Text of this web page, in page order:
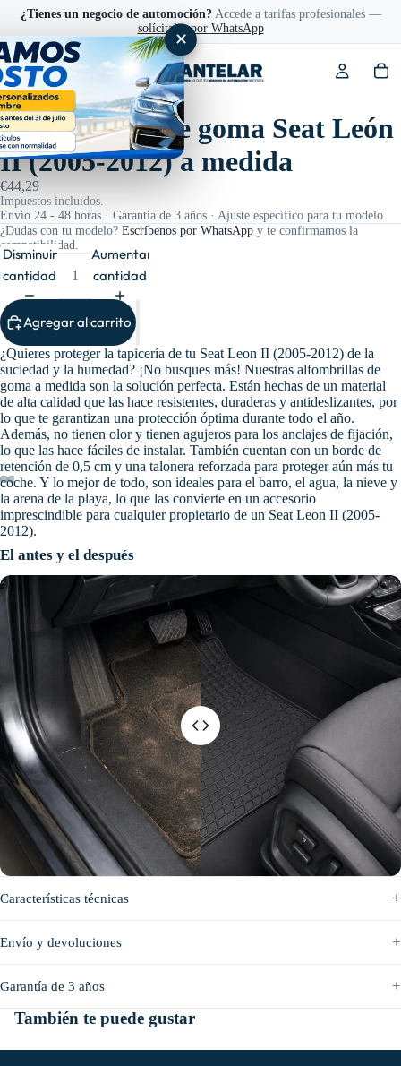
¿Tienes un negocio de automoción?Accede a tarifas profesionales —
solícitalas por WhatsApp
✕
Ref: FG0361
Alfombrillas de goma Seat León
II (2005-2012) a medida
€44,29
Impuestos incluidos.
Envío 24 - 48 horas · Garantía de 3 años · Ajuste específico para tu modelo
¿Dudas con tu modelo? Escríbenos por WhatsApp y te confirmamos la
compatibilidad.
Disminuir
cantidad
Aumentar
cantidad
Agregar al carrito
¿Quieres proteger la tapicería de tu Seat Leon II (2005-2012) de la
suciedad y la humedad? ¡No busques más! Nuestras alfombrillas de
goma a medida son la solución perfecta. Están hechas de un material
de alta calidad que las hace resistentes, duraderas y antideslizantes, por
lo que te garantizan una protección óptima durante todo el año.
Además, no tienen olor y tienen agujeros para los anclajes de fijación,
lo que las hace fáciles de instalar. También cuentan con un borde de
retención de 0,5 cm y una talonera reforzada para proteger aún más tu
coche. Y lo mejor de todo, son ideales para el barro, el agua, la nieve y
la arena de la playa, lo que las convierte en un accesorio
imprescindible para cualquier propietario de un Seat Leon II (2005-
2012).
El antes y el después
Después
Características técnicas
Envío y devoluciones
Garantía de 3 años
También te puede gustar